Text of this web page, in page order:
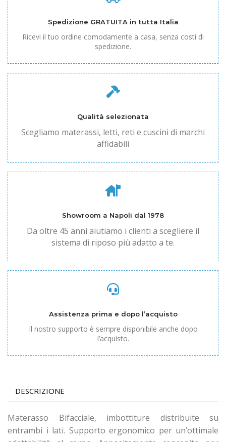
Spedizione GRATUITA in tutta Italia
Ricevi il tuo ordine comodamente a casa, senza costi di
spedizione.
Qualità selezionata
Scegliamo materassi, letti, reti e cuscini di marchi
affidabili
Showroom a Napoli dal 1978
Da oltre 45 anni aiutiamo i clienti a scegliere il
sistema di riposo più adatto a te.
Assistenza prima e dopo l’acquisto
Il nostro supporto è sempre disponibile anche dopo
l’acquisto.
DESCRIZIONE
Materasso Bifacciale, imbottiture distribuite su
entrambi i lati. Supporto ergonomico per un’ottimale